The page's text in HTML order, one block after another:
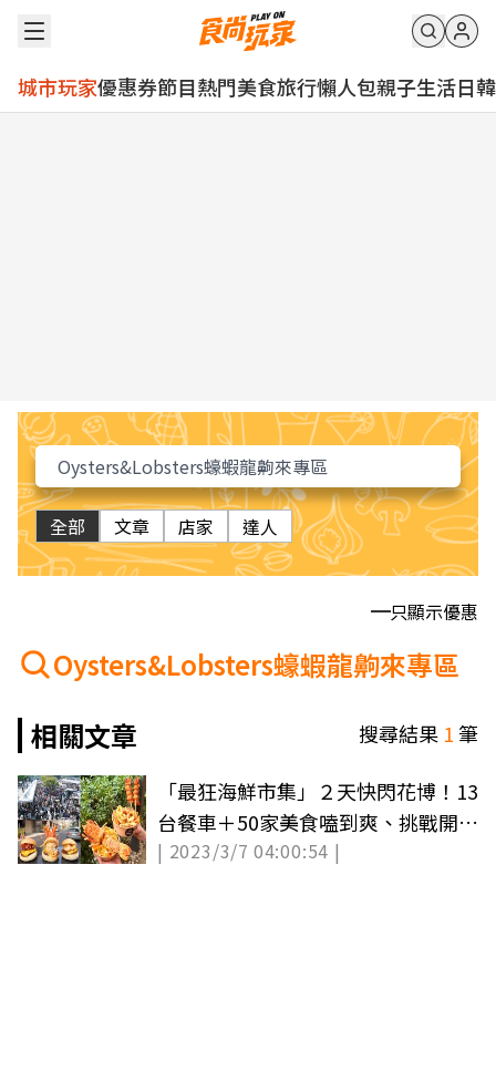
城市玩家優惠券節目熱門美食旅行懶人包親子生活日韓
全部 文章 店家 達人
只顯示優惠
Oysters&Lobsters蠔蝦龍齁來專區
相關文章
搜尋結果 1筆
「最狂海鮮市集」２天快閃花博！13
台餐車＋50家美食嗑到爽、挑戰開生
蠔大賽
| 2023/3/7 04:00:54 |